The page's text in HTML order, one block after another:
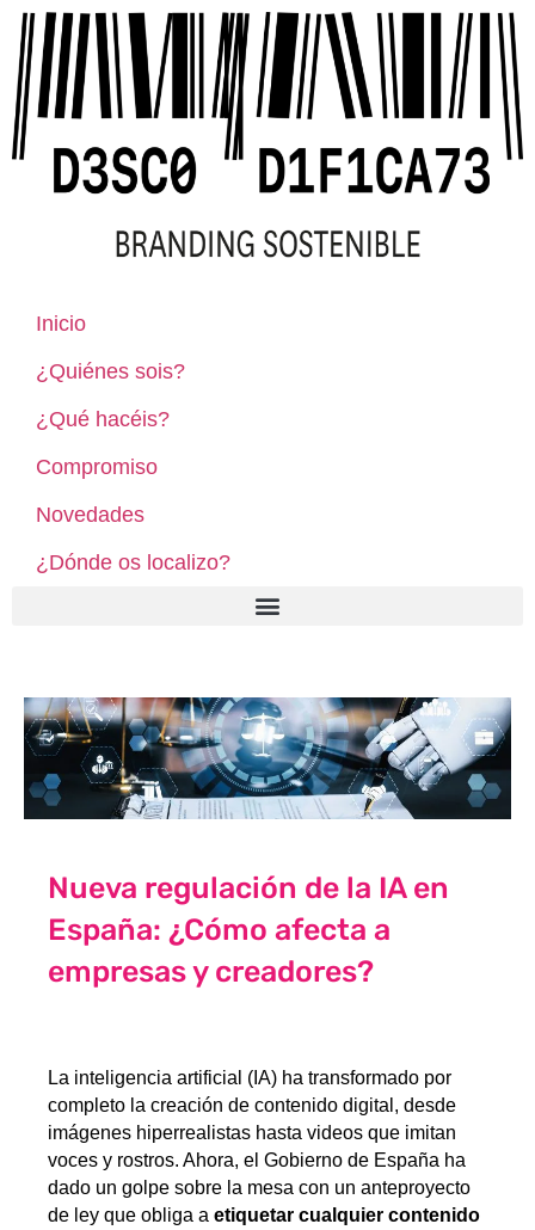
Inicio
¿Quiénes sois?
¿Qué hacéis?
Compromiso
Novedades
¿Dónde os localizo?
Nueva regulación de la IA en
España: ¿Cómo afecta a
empresas y creadores?
La inteligencia artificial (IA) ha transformado por
completo la creación de contenido digital, desde
imágenes hiperrealistas hasta videos que imitan
voces y rostros. Ahora, el Gobierno de España ha
dado un golpe sobre la mesa con un anteproyecto
de ley que obliga a etiquetar cualquier contenido